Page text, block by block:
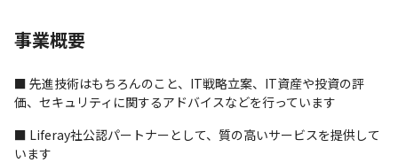
事業概要
■ 先進技術はもちろんのこと、IT戦略立案、IT資産や投資の評
価、セキュリティに関するアドバイスなどを行っています
■ Liferay社公認パートナーとして、質の高いサービスを提供して
います